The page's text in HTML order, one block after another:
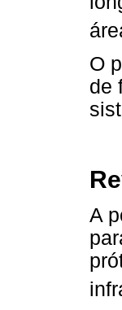
O
de
A